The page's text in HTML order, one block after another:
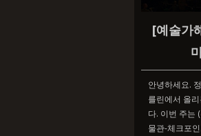
[예술가
안녕하세요.
를린에서 올
다. 이번 주는
물관-체크포